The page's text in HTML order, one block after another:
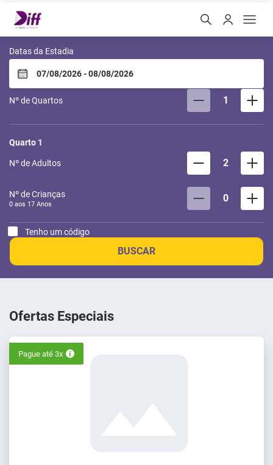
Diff Hotel by Easy Hotéis
Datas da Estadia
Nº de Quartos 1
Quarto 1
Nº de Adultos 2
Nº de Crianças
0 aos 17 Anos 0
Tenho um código
BUSCAR
Ofertas Especiais
Pague até 3x